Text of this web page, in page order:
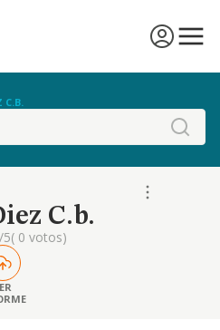
C.B.
C.b.
/5( 0 votos)